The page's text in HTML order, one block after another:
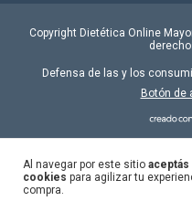
Al navegar por este sitio
cookies para agilizar tu
compra.
Copyright Dietética Online
Defensa de las y los
Botón de